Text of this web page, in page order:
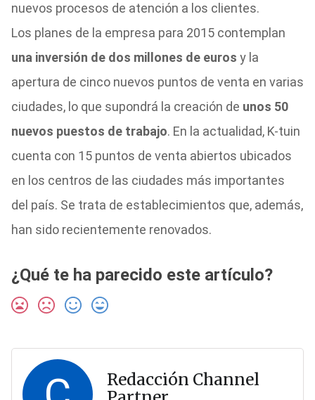
nuevos procesos de atención a los clientes.
Los planes de la empresa para 2015 contemplan
una inversión de dos millones de euros y la
apertura de cinco nuevos puntos de venta en varias
ciudades, lo que supondrá la creación de unos 50
nuevos puestos de trabajo. En la actualidad, K-tuin
cuenta con 15 puntos de venta abiertos ubicados
en los centros de las ciudades más importantes
del país. Se trata de establecimientos que, además,
han sido recientemente renovados.
¿Qué te ha parecido este artículo?
Redacción Channel